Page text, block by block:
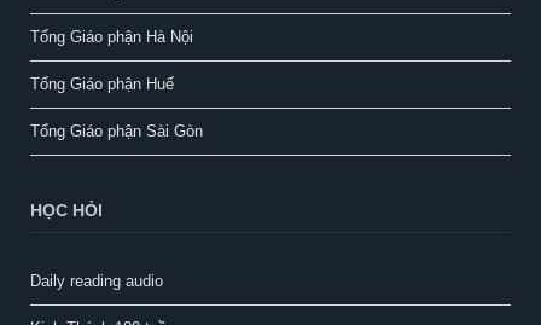
Tổng Giáo phận Hà Nội
Tổng Giáo phận Huế
Tổng Giáo phận Sài Gòn
HỌC HỎI
Daily reading audio